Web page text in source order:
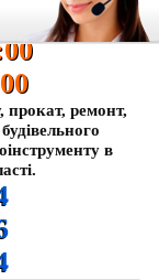
прокат, ремонт,
в